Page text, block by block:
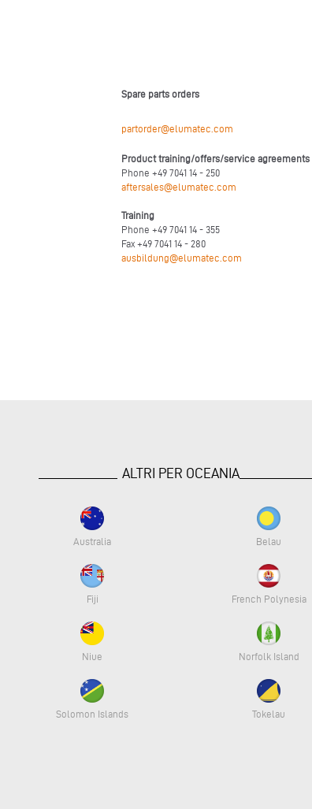
Spare parts orders
partorder@elumatec.com
Product training/offers/service agreements
Phone +49 7041 14 - 250
aftersales@elumatec.com
Training
Phone +49 7041 14 - 355
Fax +49 7041 14 - 280
ausbildung@elumatec.com
ALTRI PER OCEANIA
Australia Belau
Fiji French Polynesia
Niue Norfolk Island
Solomon Islands Tokelau